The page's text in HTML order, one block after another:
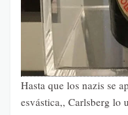
Hasta que los nazis se
esvástica,, Carlsberg lo